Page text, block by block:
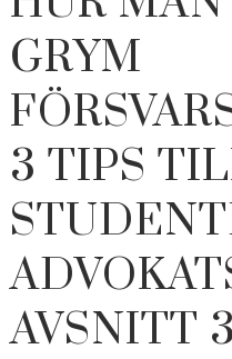
GRYM
3 TIPS
AVSNITT